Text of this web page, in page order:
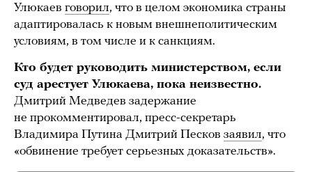
Улюкаев говорил, что в целом экономика страны
адаптировалась к новым внешнеполитическим
условиям, в том числе и к санкциям.
Кто будет руководить министерством, если
суд арестует Улюкаева, пока неизвестно.
Дмитрий Медведев задержание
не прокомментировал, пресс-секретарь
Владимира Путина Дмитрий Песков заявил, что
«обвинение требует серьезных доказательств».